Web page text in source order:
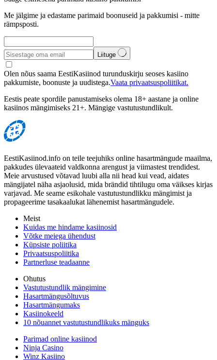
Me jälgime ja edastame parimaid boonuseid ja pakkumisi - mitte
rämpsposti.
Liituge
Olen nõus saama EestiKasiinod turunduskirju seoses kasiino
pakkumiste, boonuste ja uudistega.Vaata privaatsuspoliitikat.
Eestis peate spordile panustamiseks olema 18+ aastane ja online
kasiinos mängimiseks 21+. Mängige vastutustundlikult.
EestiKasiinod.info on teile teejuhiks online hasartmängude maailma,
pakkudes ülevaateid valdkonna arengust ja viimastest trendidest.
Meie arvustused võtavad luubi alla nii head kui vead, aidates
mängijatel näha asjaolusid, mida brändid tihtilugu oma väikses kirjas
varjavad. Me seame esikohale vastutustundlikku mängimist ja
propageerime tasakaalukat lähenemist hasartmängudele.
Meist
Kuidas me hindame kasiinosid
Võtke meiega ühendust
Küpsiste poliitika
Privaatsuspoliitika
Partnerluse teadaanne
Ohutus
Vastutustundlik mängimine
Hasartmängusõltuvus
Hasartmängumaks
Kasiinokeeld
10 nõuannet vastutustundlikuks mänguks
Parimad online kasiinod
Ninja Casino
Winz Kasiino